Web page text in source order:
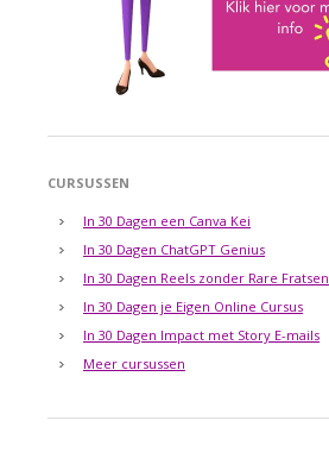
CURSUSSEN
In 30 Dagen een Canva Kei
In 30 Dagen ChatGPT Genius
In 30 Dagen Reels zonder Rare Fratsen
In 30 Dagen je Eigen Online Cursus
In 30 Dagen Impact met Story E-mails
Meer cursussen